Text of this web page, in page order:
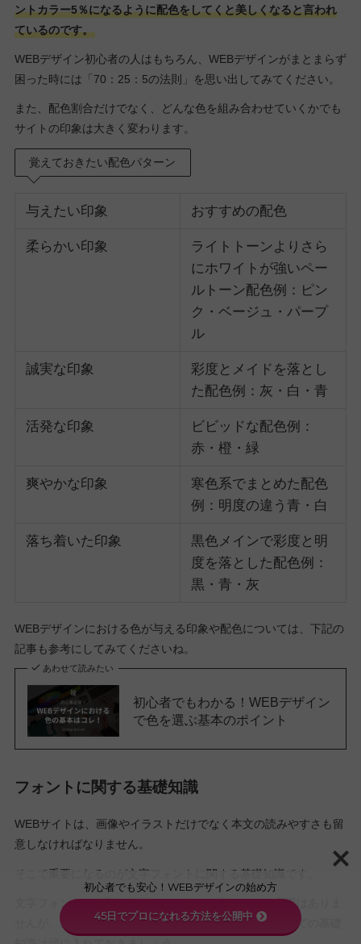
ントカラー5％になるように配色をしてくと美しくなると言われ
ているのです。
WEBデザイン初心者の人はもちろん、WEBデザインがまとまらず
困った時には「70：25：5の法則」を思い出してみてください。
また、配色割合だけでなく、どんな色を組み合わせていくかでも
サイトの印象は大きく変わります。
覚えておきたい配色パターン
与えたい印象 おすすめの配色
柔らかい印象
ライトトーンよりさら
にホワイトが強いペー
ルトーン配色例：ピン
ク・ベージュ・パープ
ル
誠実な印象
彩度とメイドを落とし
た配色例：灰・白・青
活発な印象
ビビッドな配色例：
赤・橙・緑
爽やかな印象
寒色系でまとめた配色
例：明度の違う青・白
落ち着いた印象
黒色メインで彩度と明
度を落とした配色例：
黒・青・灰
WEBデザインにおける色が与える印象や配色については、下記の
記事も参考にしてみてくださいね。
あわせて読みたい
初心者でもわかる！WEBデザイン
で色を選ぶ基本のポイント
フォントに関する基礎知識
WEBサイトは、画像やイラストだけでなく本文の読みやすさも留
意しなければなりません。
そこで重要になるのが文字フォントに関する基礎知識です。
文字フォントの種類は膨大なので全てを覚えておく必要はありま
せんが、大まかなフォント種類やフォントサイズについての基礎
初心者でも安心！WEBデザインの始め方
45日でプロになれる方法を公開中